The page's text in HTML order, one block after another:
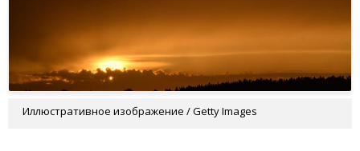
Иллюстративное изображение / Getty Images